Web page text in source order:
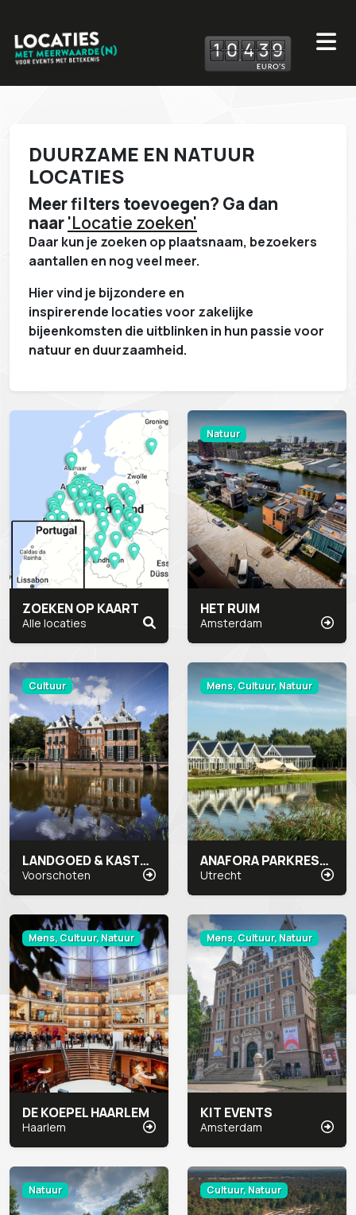
10 439
DUURZAME EN NATUUR
LOCATIES
Meer filters toevoegen? Ga dan
naar'Locatie zoeken'
Daar kun je zoeken op plaatsnaam, bezoekers
aantallen en nog veel meer.
Hier vind je bijzondere en
inspirerende locaties voor zakelijke
bijeenkomsten die uitblinken in hun passie voor
natuur en duurzaamheid.
ZOEKEN OP KAART
Alle locaties
Natuur
HET RUIM
Amsterdam
Cultuur
LANDGOED & KASTEEL DUIVENVOORDE
Voorschoten
Mens, Cultuur, Natuur
ANAFORA PARKRESTAURANT & EVENTS
Utrecht
Mens, Cultuur, Natuur
DE KOEPEL HAARLEM
Haarlem
Mens, Cultuur, Natuur
KIT EVENTS
Amsterdam
Natuur Cultuur, Natuur